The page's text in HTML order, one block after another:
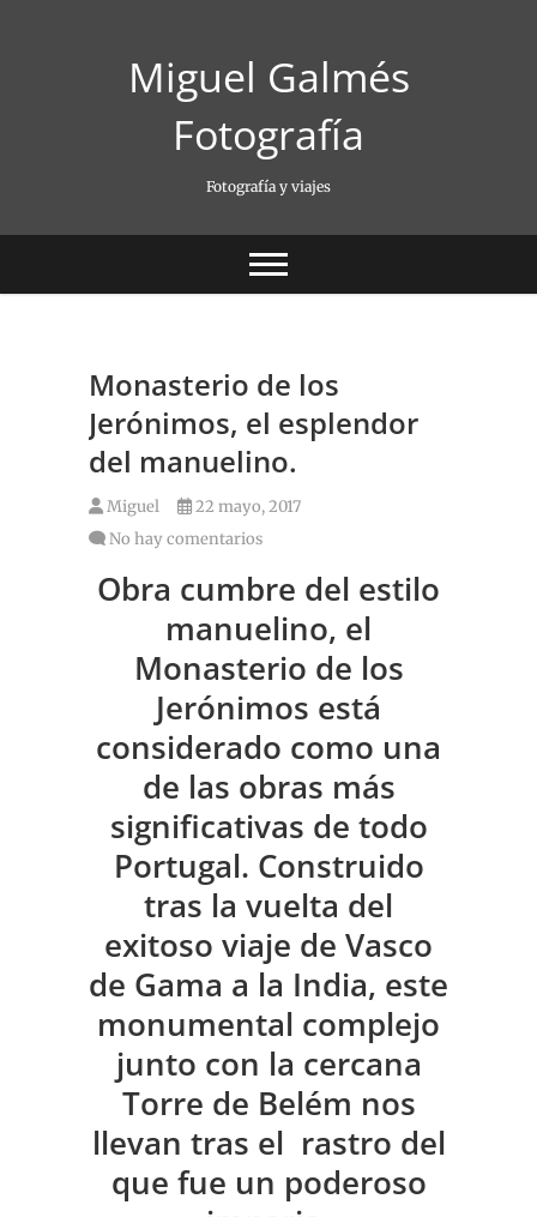
Miguel Galmés
Fotografía
Fotografía y viajes
Monasterio de los
Jerónimos, el esplendor
del manuelino.
Miguel
22 mayo, 2017
No hay comentarios
Obra cumbre del estilo
manuelino, el
Monasterio de los
Jerónimos está
considerado como una
de las obras más
significativas de todo
Portugal. Construido
tras la vuelta del
exitoso viaje de Vasco
de Gama a la India, este
monumental complejo
junto con la cercana
Torre de Belém nos
llevan tras el rastro del
que fue un poderoso